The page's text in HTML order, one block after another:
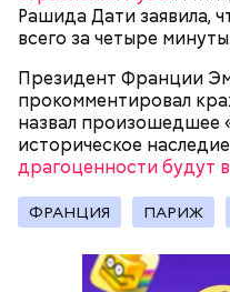
Рашида Дати заявила,
всего за четыре минуты.
Президент Франции
прокомментировал
назвал произошедшее
историческое
драгоценности будут
ФРАНЦИЯ ПАРИЖ
Остров Сокотра,
Он находился на
наймом персонала и
году Балмер сменил
генерального
года, после чего ушел
держателем акций
оценивается в 126
Сара Носс родилась в
(Пенсильвания, США)
в ее семье было семь
Окружающие отмечали,
уме до конца жизни.
является старейшим
женщина с улыбкой
Носс отмечала, что
заключается в
активности и
возраста. Однако
числе повезло с
вредных привычек, но
чипсы, а овощи ела